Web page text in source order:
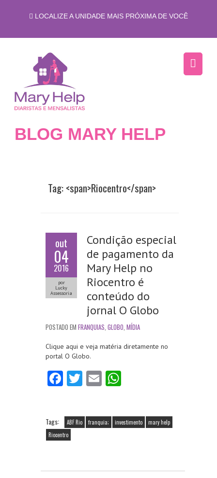
LOCALIZE A UNIDADE MAIS PRÓXIMA DE VOCÊ
BLOG MARY HELP
Tag: <span>Riocentro</span>
out
04
2016
por
Lucky
Assessoria
Condição especial
de pagamento da
Mary Help no
Riocentro é
conteúdo do
jornal O Globo
POSTADO EM FRANQUIAS, GLOBO, MÍDIA
Clique aqui e veja matéria diretamente no
portal O Globo.
Fa
o
o
T
er
E
l A
Tags: ABF Rio franquia; investimento
mary help
Riocentro